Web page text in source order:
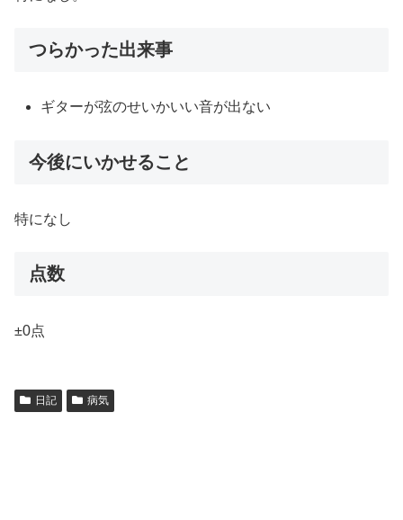
つらかった出来事
ギターが弦のせいかいい音が出ない
今後にいかせること
特になし
点数
±0点
日記 病気